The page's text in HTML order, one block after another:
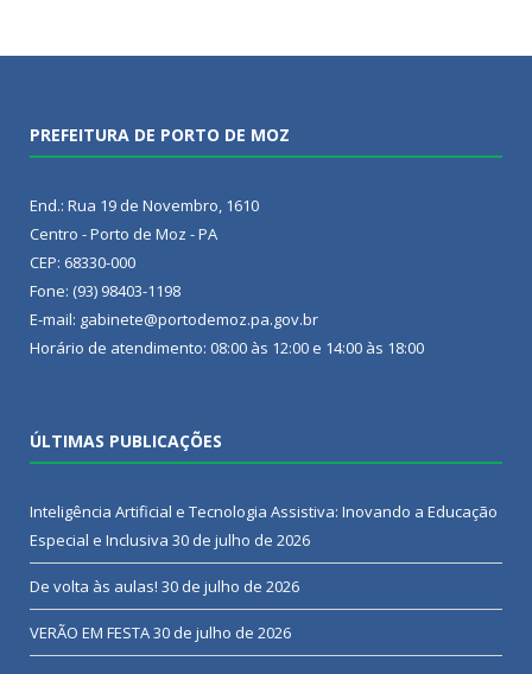
PREFEITURA DE PORTO DE MOZ
End.: Rua 19 de Novembro, 1610
Centro - Porto de Moz - PA
CEP: 68330-000
Fone: (93) 98403-1198
E-mail: gabinete@portodemoz.pa.gov.br
Horário de atendimento: 08:00 às 12:00 e 14:00 às 18:00
ÚLTIMAS PUBLICAÇÕES
Inteligência Artificial e Tecnologia Assistiva: Inovando a Educação
Especial e Inclusiva 30 de julho de 2026
De volta às aulas! 30 de julho de 2026
VERÃO EM FESTA30 de julho de 2026